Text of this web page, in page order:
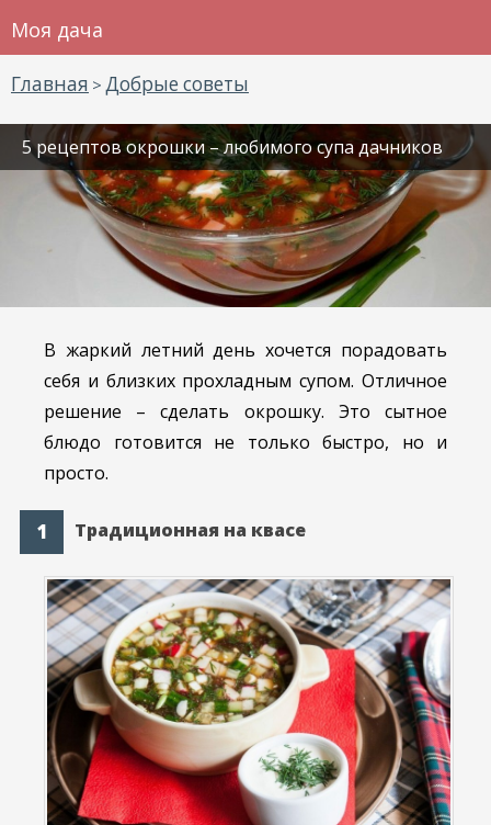
Моя дача
Главная > Добрые советы
5 рецептов окрошки – любимого супа дачников
В жаркий летний день хочется порадовать
себя и близких прохладным супом. Отличное
решение – сделать окрошку. Это сытное
блюдо готовится не только быстро, но и
просто.
Традиционная на квасе